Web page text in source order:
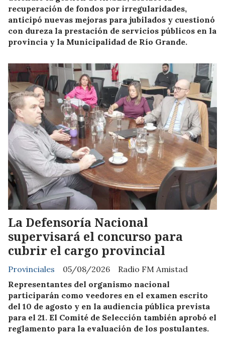
recuperación de fondos por irregularidades,
anticipó nuevas mejoras para jubilados y cuestionó
con dureza la prestación de servicios públicos en la
provincia y la Municipalidad de Río Grande.
La Defensoría Nacional
supervisará el concurso para
cubrir el cargo provincial
Radio FM Amistad
Provinciales
05/08/2026
Representantes del organismo nacional
participarán como veedores en el examen escrito
del 10 de agosto y en la audiencia pública prevista
para el 21. El Comité de Selección también aprobó el
reglamento para la evaluación de los postulantes.